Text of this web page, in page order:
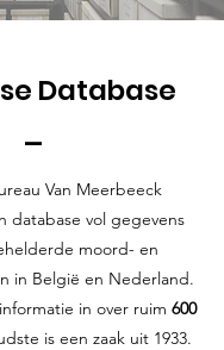
Database
Van Meerbeeck
database vol gegevens
moord- en
in België en Nederland.
in over ruim 600
is een zaak uit 1933.